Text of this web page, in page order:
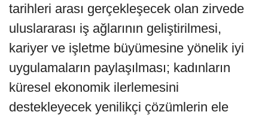
tarihleri arası gerçekleşecek olan zirvede
uluslararası iş ağlarının geliştirilmesi,
kariyer ve işletme büyümesine yönelik iyi
uygulamaların paylaşılması; kadınların
küresel ekonomik ilerlemesini
destekleyecek yenilikçi çözümlerin ele